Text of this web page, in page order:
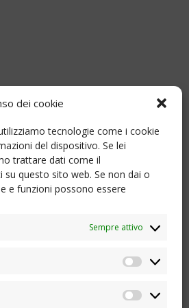
dei cookie
tecnologie come i cookie
del dispositivo. Se lei
trattare dati come il
questo sito web. Se non dai o
e funzioni possono essere
Sempre attivo